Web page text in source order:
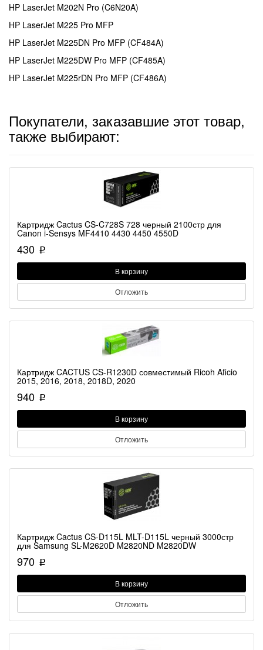
HP LaserJet M202N Pro (C6N20A)
HP LaserJet M225 Pro MFP
HP LaserJet M225DN Pro MFP (CF484A)
HP LaserJet M225DW Pro MFP (CF485A)
HP LaserJet M225rDN Pro MFP (CF486A)
Покупатели, заказавшие этот товар,
также выбирают:
Картридж Cactus CS-C728S 728 черный 2100стр для
Canon i-Sensys MF4410 4430 4450 4550D
430 p
В корзину
Отложить
Картридж CACTUS CS-R1230D совместимый Ricoh Aficio
2015, 2016, 2018, 2018D, 2020
940 p
В корзину
Отложить
Картридж Cactus CS-D115L MLT-D115L черный 3000стр
для Samsung SL-M2620D M2820ND M2820DW
970 p
В корзину
Отложить